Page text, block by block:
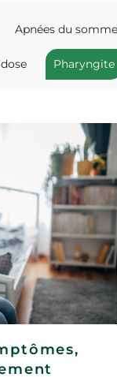
Apnées du
Pharyngite